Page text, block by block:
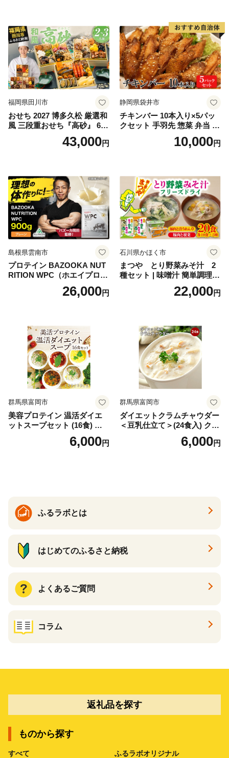
福岡県田川市
おせち 2027 博多久松 厳選和
風 三段重おせち『高砂』 6.5
寸 3段重 2～3人前 おせち料
理 重箱 お正月 冷凍おせち 縁
ち 本格おせち おせち予約 年
末 年始 お取り寄せ 新春 贅沢
おせち こだわりおせち 惣菜
老舗おせち ふるさと納税お
せち 御節 お節料理 正月 調理
不要 おせち料理2027
43,000円
静岡県袋井市
チキンバー 10本入り×5パッ
クセット 手羽先 惣菜 弁当 お
かず お酒 おつまみ ギフト キ
ャンプ アウトドア キャンプ
10,000円
島根県雲南市
プロテイン BAZOOKA NUT
RITION WPC（ホエイプロテ
イン）＜プレーン＞ 900g｜
バズーカ岡田監修・植物由来
ロン [AIEN005]
26,000円
石川県かほく市
まつや とり野菜みそ汁 2
種セット | 味噌汁 簡単調理
お味噌 おみそ みそ とり野菜
時短料理 時短ごはん ご当地
22,000円
群馬県富岡市
美容プロテイン 温活ダイエ
ットスープセット (16食) 小
分け スープ 食べ比べ セット
詰合せ クラムチャウダー チ
6,000円
群馬県富岡市
ダイエットクラムチャウダー
＜豆乳仕立て＞(24食入) クラ
ムチャウダー 豆乳 ダイエッ
ト スープ プロテイン たんぱ
6,000円
ふるラボとは
はじめてのふるさと納税
よくあるご質問
コラム
返礼品を探す
ものから探す
すべて ふるラボオリジナル